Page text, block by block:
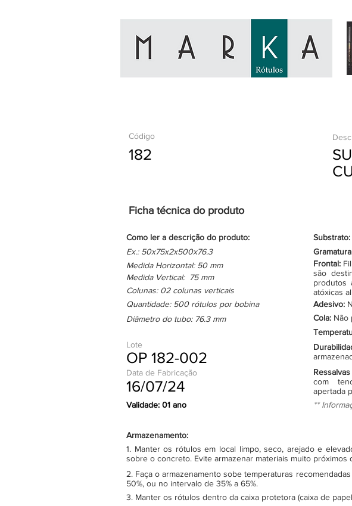
Código
182
Ficha técnica do produto
Como ler a descrição do produto: Substrato:
Ex.: 50x75x2x500x76.3
Medida Horizontal: 50 mm
Medida Vertical: 75 mm
Colunas: 02 colunas verticais
Quantidade: 500 rótulos por bobina
Frontal:
são
produtos
atóxicas
Adesivo:
Diâmetro do tubo: 76.3 mm
Cola: Não
Lote
OP 182-002
Data de Fabricação
16/07/24
com
apertada
Validade: 01 ano
**
Armazenamento:
1. Manter os rótulos em local limpo, seco, arejado e
sobre o concreto. Evite armazenar materiais muito
2. Faça o armazenamento sobe temperaturas
50%, ou no intervalo de 35% a 65%.
3. Manter os rótulos dentro da caixa protetora (caixa de